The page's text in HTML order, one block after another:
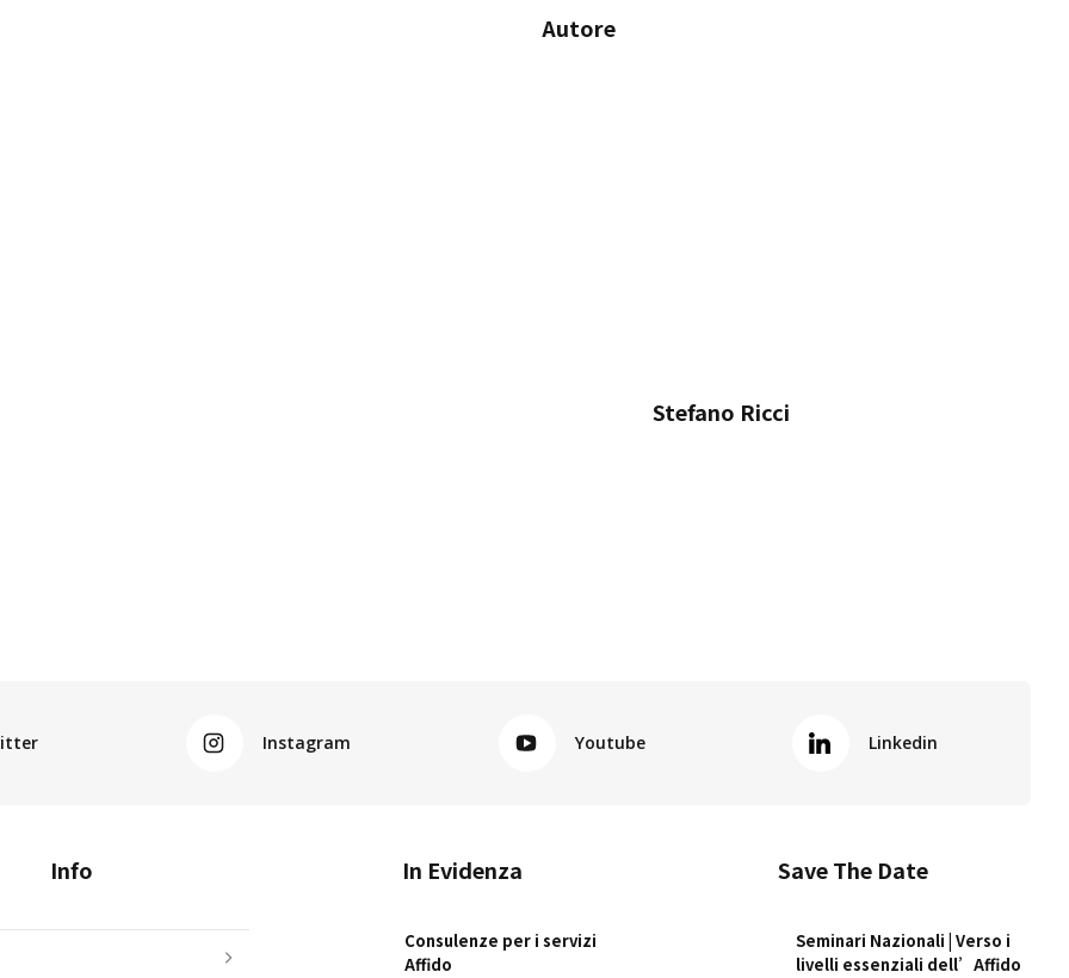
Autore
Stefano Ricci
Instagram Youtube Linkedin
Info In Evidenza
Consulenze per i servizi
Affido
Save The Date
Seminari Nazionali | Verso i
livelli essenziali dell’Affido